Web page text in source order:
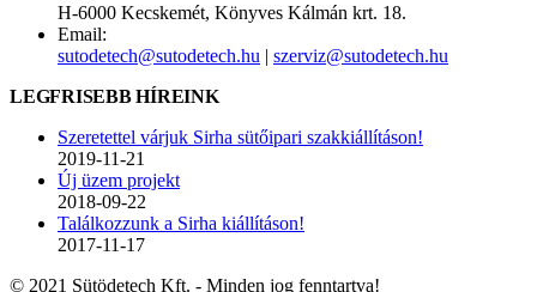
H-6000 Kecskemét, Könyves Kálmán krt. 18.
Email:
sutodetech@sutodetech.hu | szerviz@sutodetech.hu
LEGFRISEBB HÍREINK
Szeretettel várjuk Sirha sütőipari szakkiállításon!
2019-11-21
Új üzem projekt
2018-09-22
Találkozzunk a Sirha kiállításon!
2017-11-17
© 2021 Sütödetech Kft. - Minden jog fenntartva!